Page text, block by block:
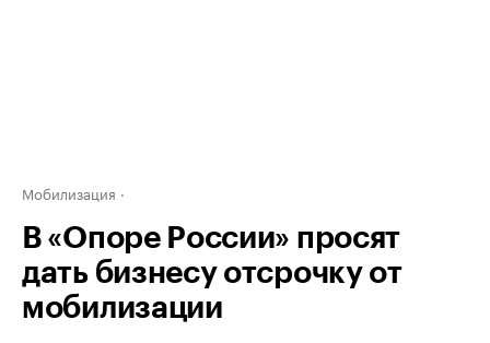
Мобилизация
В «Опоре России» просят
дать бизнесу отсрочку от
мобилизации